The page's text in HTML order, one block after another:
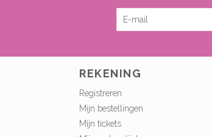
REKENING
Registreren
Mijn bestellingen
Mijn tickets